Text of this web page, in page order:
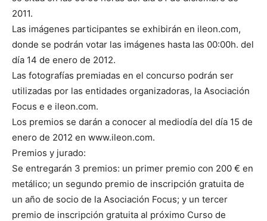
2011.
Las imágenes participantes se exhibirán en ileon.com,
donde se podrán votar las imágenes hasta las 00:00h. del
día 14 de enero de 2012.
Las fotografías premiadas en el concurso podrán ser
utilizadas por las entidades organizadoras, la Asociación
Focus e e ileon.com.
Los premios se darán a conocer al mediodía del día 15 de
enero de 2012 en www.ileon.com.
Premios y jurado:
Se entregarán 3 premios: un primer premio con 200 € en
metálico; un segundo premio de inscripción gratuita de
un año de socio de la Asociación Focus; y un tercer
premio de inscripción gratuita al próximo Curso de